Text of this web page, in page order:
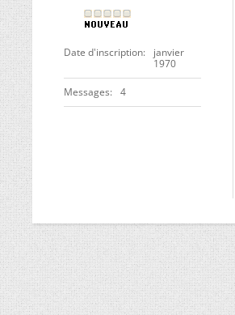
Date d'inscription
janvier
1970
Messages 4